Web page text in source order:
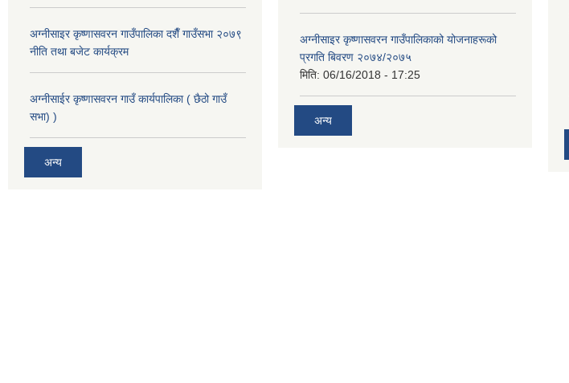
अग्नीसाइर कृष्णासवरन गाउँपालिका दशैँ गाउँसभा २०७९
नीति तथा बजेट कार्यक्रम
अग्नीसाईर कृष्णासवरन गाउँ कार्यपालिका ( छैठो गाउँ
सभा) )
अन्य
अग्नीसाइर कृष्णासवरन गाउँपालिकाको योजनाहरूको
प्रगति बिवरण २०७४/२०७५
मिति: 06/16/2018 - 17:25
अन्य